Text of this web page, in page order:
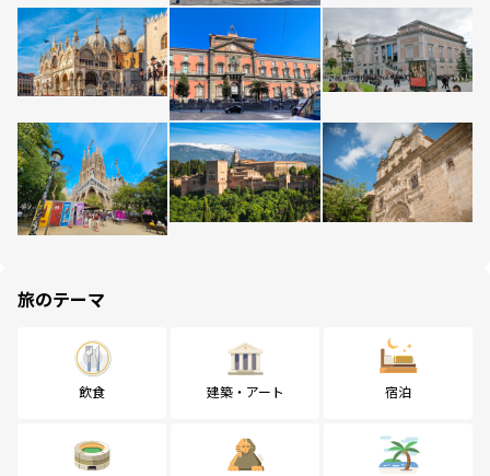
旅のテーマ
飲食 建築・アート 宿泊